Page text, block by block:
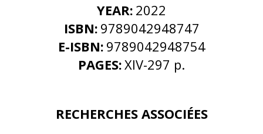
YEAR: 2022
ISBN: 9789042948747
E-ISBN: 9789042948754
PAGES:XIV-297 p.
RECHERCHES ASSOCIÉES